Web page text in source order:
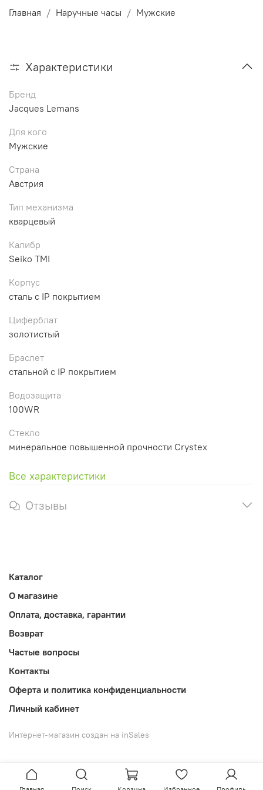
Главная Наручные часы Мужские
Характеристики
Бренд
Jacques Lemans
Для кого
Мужские
Страна
Австрия
Тип механизма
кварцевый
Калибр
Seiko TMI
Корпус
сталь с IP покрытием
Циферблат
золотистый
Браслет
стальной с IP покрытием
Водозащита
100WR
Стекло
минеральное повышенной прочности Crystex
Все характеристики
Отзывы
Каталог
О магазине
Оплата, доставка, гарантии
Возврат
Частые вопросы
Контакты
Оферта и политика конфиденциальности
Личный кабинет
Интернет-магазин создан на inSales